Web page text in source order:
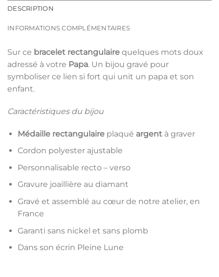
DESCRIPTION
INFORMATIONS COMPLÉMENTAIRES
Sur ce bracelet rectangulaire quelques mots doux
adressé à votre Papa. Un bijou gravé pour
symboliser ce lien si fort qui unit un papa et son
enfant.
Caractéristiques du bijou
Médaille rectangulaireplaqué argentà graver
Cordon polyester ajustable
Personnalisable recto – verso
Gravure joaillière au diamant
Gravé et assemblé au cœur de notre atelier, en
France
Garanti sans nickel et sans plomb
Dans son écrin Pleine Lune